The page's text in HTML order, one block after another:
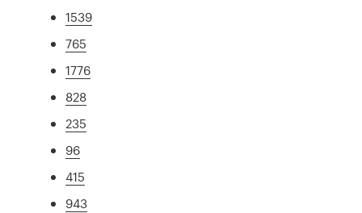
1539
765
1776
828
235
96
415
943